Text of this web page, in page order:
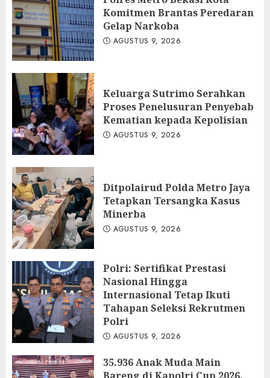
Komitmen Brantas Peredaran
Gelap Narkoba
AGUSTUS 9, 2026
Keluarga Sutrimo Serahkan
Proses Penelusuran Penyebab
Kematian kepada Kepolisian
AGUSTUS 9, 2026
Ditpolairud Polda Metro Jaya
Tetapkan Tersangka Kasus
Minerba
AGUSTUS 9, 2026
Polri: Sertifikat Prestasi
Nasional Hingga
Internasional Tetap Ikuti
Tahapan Seleksi Rekrutmen
Polri
AGUSTUS 9, 2026
35.936 Anak Muda Main